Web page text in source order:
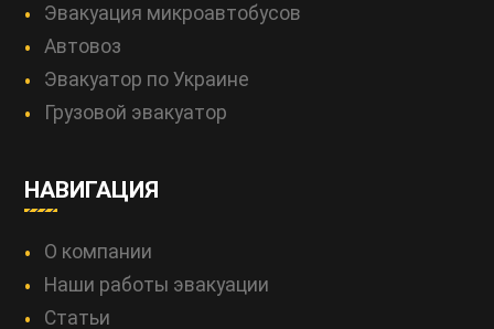
Эвакуация микроавтобусов
Автовоз
Эвакуатор по Украине
Грузовой эвакуатор
НАВИГАЦИЯ
О компании
Наши работы эвакуации
Статьи